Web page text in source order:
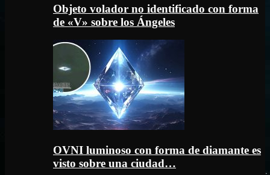
Objeto volador no identificado con forma
de «V» sobre los Ángeles
OVNI luminoso con forma de diamante es
visto sobre una ciudad…